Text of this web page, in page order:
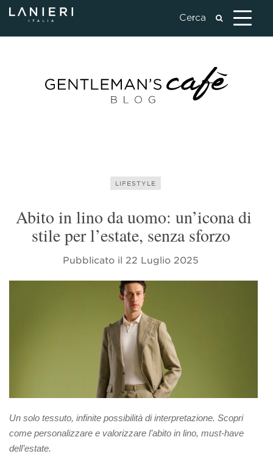
LIFESTYLE
Abito in lino da uomo: un’icona di
stile per l’estate, senza sforzo
Pubblicato il 22 Luglio 2025
Un solo tessuto, infinite possibilità di interpretazione. Scopri
come personalizzare e valorizzare l’abito in lino, must-have
dell’estate.